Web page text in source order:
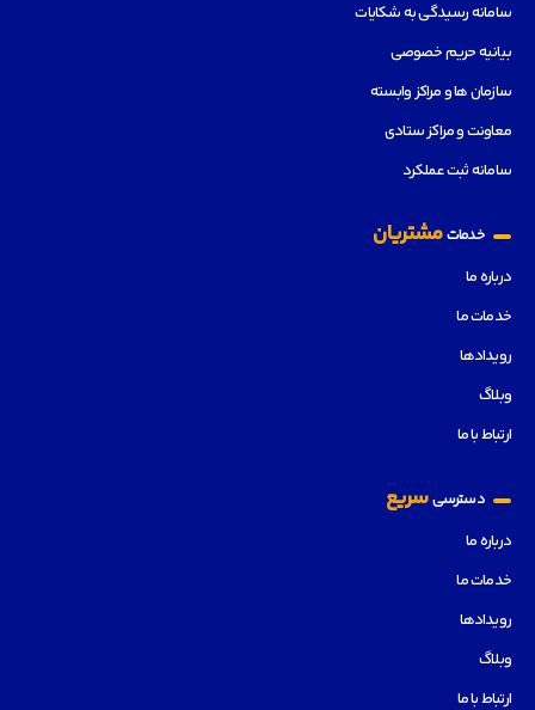
سامانه رسیدگی به شکایات
بیانیه حریم خصوصی
سازمان ها و مراکز وابسته
معاونت و مراکز ستادی
سامانه ثبت عملکرد
خدماتمشتریان
درباره ما
خدمات ما
رویدادها
وبلاگ
ارتباط با ما
دسترسیسریع
درباره ما
خدمات ما
رویدادها
وبلاگ
ارتباط با ما